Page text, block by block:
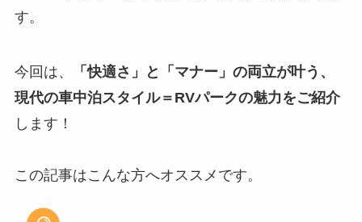
す。
今回は、
「快適さ」と「マナー」の両立が叶う、
現代の車中泊スタイル＝RVパークの魅力をご紹介
します！
この記事はこんな方へオススメです。